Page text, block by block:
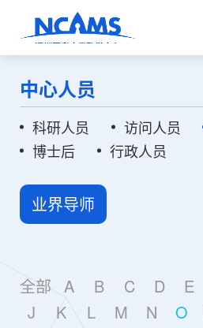
中心人员
科研人员 访问人员
博士后
行政人员
业界导师
全部 A B C D E
J
K L M N O